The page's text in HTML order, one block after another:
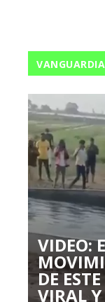
VANGUARDIA
VIDEO:
DE
VIRAL